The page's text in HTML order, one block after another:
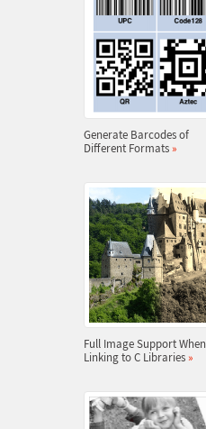
Generate Barcodes of
Different Formats »
Full Image Support When
Linking to C Libraries »